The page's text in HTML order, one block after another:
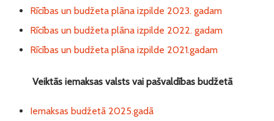
Rīcības un budžeta plāna izpilde 2023. gadam
Rīcības un budžeta plāna izpilde 2022. gadam
Rīcības un budžeta plāna izpilde 2021.gadam
Veiktās iemaksas valsts vai pašvaldības budžetā
Iemaksas budžetā 2025.gadā